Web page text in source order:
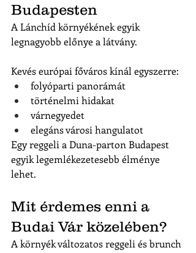
Budapesten
A Lánchíd környékének egyik
legnagyobb előnye a látvány.
Kevés európai főváros kínál egyszerre:
folyóparti panorámát
történelmi hidakat
várnegyedet
elegáns városi hangulatot
Egy reggeli a Duna-parton Budapest
egyik legemlékezetesebb élménye
lehet.
Mit érdemes enni a
Budai Vár közelében?
A környék változatos reggeli és brunch